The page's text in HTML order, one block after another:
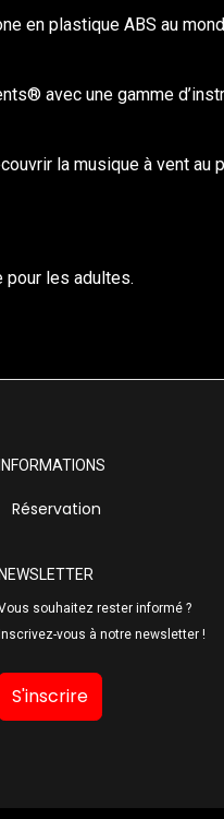
en plastique ABS au
avec une gamme
la musique à vent au
pour les adultes.
INFORMATIONS
Réservation
NEWSLETTER
souhaitez rester informé ?
Inscrivez-vous à notre newsletter !
S'inscrire